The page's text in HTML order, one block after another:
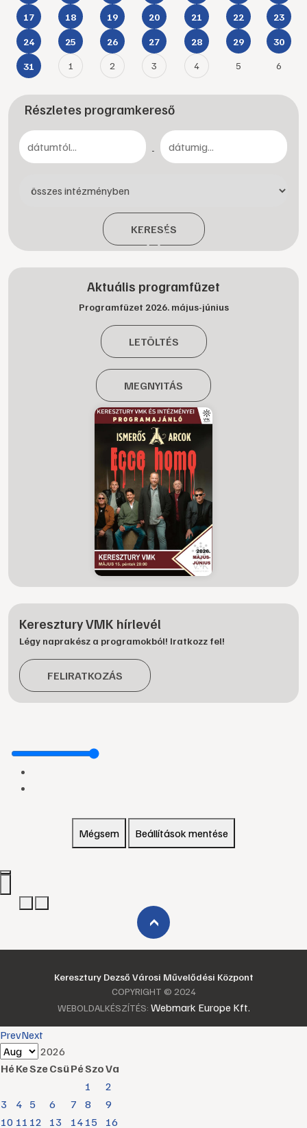
17 18 19 20 21 22 23
24 25 26 27 28 29 30
31 1 2 3 4 5 6
Részletes programkereső
-
KERESÉS
Aktuális programfüzet
Programfüzet 2026. május-június
LETÖLTÉS
MEGNYITÁS
Keresztury VMK hírlevél
Légy naprakész a programokból! Iratkozz fel!
FELIRATKOZÁS
Mégsem Beállítások mentése
›
Keresztury Dezső Városi Művelődési Központ
COPYRIGHT © 2024
WEBOLDALKÉSZÍTÉS: Webmark Europe Kft.
PrevNext
2026
HéKeSzeCsüPéSzoVa
1
2
3
4 5 6 7 8
9
10 11 12 13 14 15 16